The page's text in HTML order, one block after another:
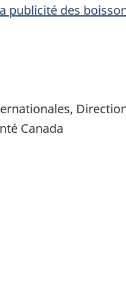
publicité des
Canada